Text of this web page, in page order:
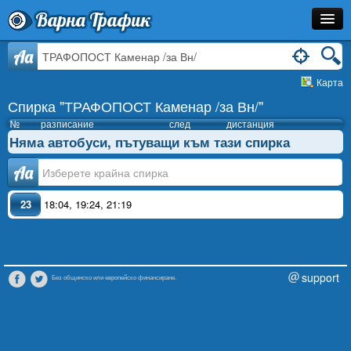
Варна Трафик
Спирка
Разписание
Как Да Стигна?
Инфо
Aa
Карта
Спирка "ТРАФОПОСТ Каменар /за Вн/"
№ разписание след дистанция
Няма автобуси, пътуващи към тази спирка
Аа
23 18:04, 19:24, 21:19
Без общинско или европейско финансиране. support